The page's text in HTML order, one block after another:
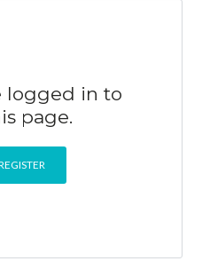
logged in to
page.